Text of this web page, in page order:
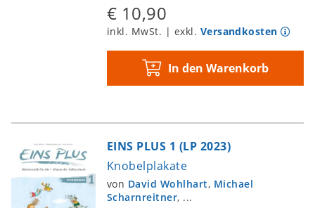
€ 10,90
inkl. MwSt. | exkl. Versandkosten
In den Warenkorb
EINS PLUS 1 (LP 2023)
Knobelplakate
von David Wohlhart, Michael
Scharnreitner, ...